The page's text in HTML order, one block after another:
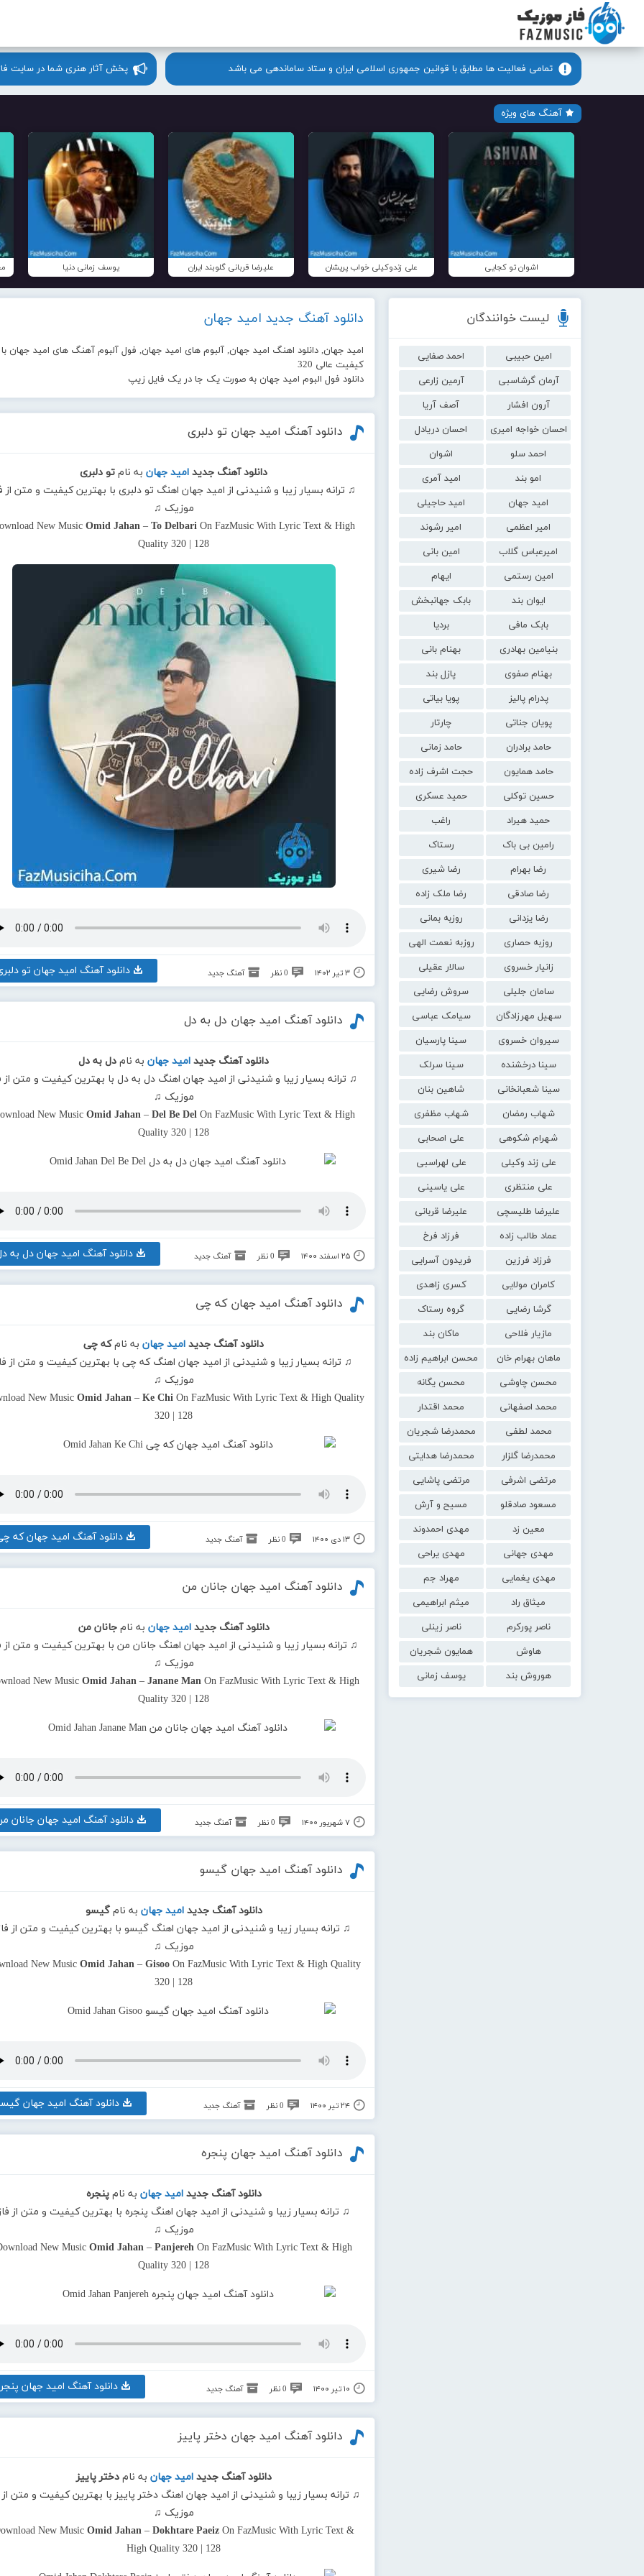
تمامی فعالیت ها مطابق با قوانین جمهوری اسلامی ایران و ستاد ساماندهی می باشد پخش آثار هنری شما در سایت
آهنگ های ویژه
اشوان تو کجایی علی زندوکیلی خواب پریشان علیرضا قربانی گلوبند ایران یوسف زمانی دنیا
لیست خوانندگان
امین حبیبی
احمد صفایی
آرمان گرشاسبی
آرمین زارعی
آرون افشار
آصف آریا
احسان خواجه امیری
احسان دریادل
احمد سلو
اشوان
امو بند
امید آمری
امید جهان
امید حاجیلی
امیر اعظمی
امیر رشوند
امیرعباس گلاب
امین بانی
امین رستمی
ایهام
ایوان بند
بابک جهانبخش
بابک مافی
بردیا
بنیامین بهادری
بهنام بانی
بهنام صفوی
پازل بند
پدرام پالیز
پویا بیاتی
پویان جناتی
چارتار
حامد برادران
حامد زمانی
حامد همایون
حجت اشرف زاده
حسین توکلی
حمید عسکری
حمید هیراد
راغب
رامین بی باک
رستاک
رضا بهرام
رضا شیری
رضا صادقی
رضا ملک زاده
رضا یزدانی
روزبه بمانی
روزبه حصاری
روزبه نعمت الهی
زانیار خسروی
سالار عقیلی
سامان جلیلی
سروش رضایی
سهیل مهرزادگان
سیامک عباسی
سیروان خسروی
سینا پارسیان
سینا درخشنده
سینا سرلک
سینا شعبانخانی
شاهین بنان
شهاب رمضان
شهاب مظفری
شهرام شکوهی
علی اصحابی
علی زند وکیلی
علی لهراسبی
علی منتظری
علی یاسینی
علیرضا طلیسچی
علیرضا قربانی
عماد طالب زاده
فرزاد فرخ
فرزاد فرزین
فریدون آسرایی
کامران مولایی
کسری زاهدی
گرشا رضایی
گروه رستاک
مازیار فلاحی
ماکان بند
ماهان بهرام خان
محسن ابراهیم زاده
محسن چاوشی
محسن یگانه
محمد اصفهانی
محمد اقتدار
محمد لطفی
محمدرضا شجریان
محمدرضا گلزار
محمدرضا هدایتی
مرتضی اشرفی
مرتضی پاشایی
مسعود صادقلو
مسیح و آرش
معین زد
مهدی احمدوند
مهدی جهانی
مهدی یراحی
مهدی یغمایی
مهراد جم
میثاق راد
میثم ابراهیمی
ناصر پورکرم
ناصر زینلی
هاوش
همایون شجریان
هوروش بند
یوسف زمانی
دانلود آهنگ جدید امید جهان
امید جهان, دانلود اهنگ امید جهان, آلبوم های امید جهان, فول آلبوم آهنگ های امید جهان با
کیفیت عالی 320
دانلود فول البوم امید جهان به صورت یک جا در یک فایل زیپ
دانلود آهنگ امید جهان تو دلبری
دانلود آهنگ جدید امید جهانبه نام تو دلبری
♫ ترانه بسیار زیبا و شنیدنی از امید جهان اهنگ تو دلبری با بهترین کیفیت و متن از
موزیک ♫
New MusicOmid Jahan –To Delbari On FazMusic With Lyric Text & High
Quality 320 | 128
۳ تیر ۱۴۰۲ 0 نظر آهنگ جدید دانلود آهنگ امید جهان تو
دانلود آهنگ امید جهان دل به دل
دانلود آهنگ جدید امید جهانبه نام دل به دل
♫ ترانه بسیار زیبا و شنیدنی از امید جهان اهنگ دل به دل با بهترین کیفیت و متن از
موزیک ♫
New Music Omid Jahan– Del Be DelOn FazMusic With Lyric Text & High
Quality 320 | 128
۲۵ اسفند ۱۴۰۰ 0 نظر آهنگ جدید دانلود آهنگ امید جهان دل به
دانلود آهنگ امید جهان که چی
دانلود آهنگ جدید امید جهانبه نامکه چی
♫ ترانه بسیار زیبا و شنیدنی از امید جهان اهنگ که چی با بهترین کیفیت و متن از
موزیک ♫
New Music Omid Jahan– Ke ChiOn FazMusic With Lyric Text & High Quality
320 | 128
۱۳ دی ۱۴۰۰ 0 نظر آهنگ جدید دانلود آهنگ امید جهان که
دانلود آهنگ امید جهان جانان من
دانلود آهنگ جدید امید جهان به نامجانان من
♫ ترانه بسیار زیبا و شنیدنی از امید جهان اهنگ جانان من با بهترین کیفیت و متن از
موزیک ♫
New Music Omid Jahan– Janane ManOn FazMusic With Lyric Text & High
Quality 320 | 128
۷ شهریور ۱۴۰۰ 0 نظر آهنگ جدید دانلود آهنگ امید جهان جانان
دانلود آهنگ امید جهان گیسو
دانلود آهنگ جدید امید جهان به نامگیسو
♫ ترانه بسیار زیبا و شنیدنی از امید جهان اهنگ گیسو با بهترین کیفیت و متن از
موزیک ♫
New MusicOmid Jahan –Gisoo On FazMusic With Lyric Text & High Quality
320 | 128
۲۴ تیر ۱۴۰۰ 0 نظر آهنگ جدید دانلود آهنگ امید جهان
دانلود آهنگ امید جهان پنجره
دانلود آهنگ جدید امید جهان به نامپنجره
♫ ترانه بسیار زیبا و شنیدنی از امید جهان اهنگ پنجره با بهترین کیفیت و متن از
موزیک ♫
New Music Omid Jahan– PanjerehOn FazMusic With Lyric Text & High
Quality 320 | 128
۱۰ تیر ۱۴۰۰ 0 نظر آهنگ جدید دانلود آهنگ امید جهان
دانلود آهنگ امید جهان دختر پاییز
دانلود آهنگ جدید امید جهان به نامدختر پاییز
♫ ترانه بسیار زیبا و شنیدنی از امید جهان اهنگ دختر پاییز با بهترین کیفیت و متن از
موزیک ♫
New Music Omid Jahan– Dokhtare PaeizOn FazMusic With Lyric Text &
High Quality 320 | 128